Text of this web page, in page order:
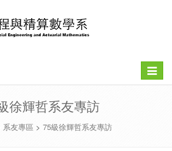
Toggle
徐輝哲系友專訪
系友專區 > 75級徐輝哲系友專訪